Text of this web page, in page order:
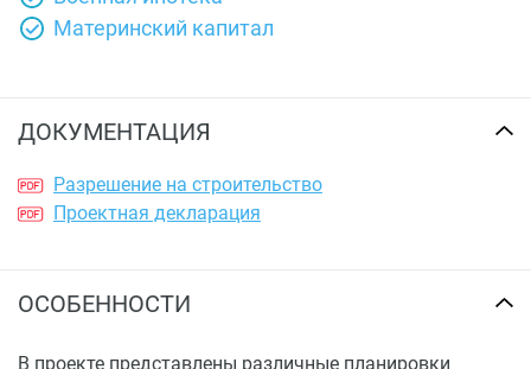
Материнский капитал
ДОКУМЕНТАЦИЯ
Разрешение на строительство
Проектная декларация
ОСОБЕННОСТИ
В проекте представлены различные планировки